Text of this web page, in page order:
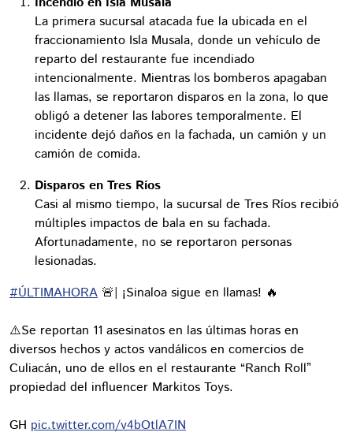
La primera sucursal atacada fue la ubicada en el
fraccionamiento Isla Musala, donde un vehículo de
reparto del restaurante fue incendiado
intencionalmente. Mientras los bomberos apagaban
las llamas, se reportaron disparos en la zona, lo que
obligó a detener las labores temporalmente. El
incidente dejó daños en la fachada, un camión y un
camión de comida.
Disparos en Tres Ríos
Casi al mismo tiempo, la sucursal de Tres Ríos recibió
múltiples impactos de bala en su fachada.
Afortunadamente, no se reportaron personas
lesionadas.
#ÚLTIMAHORA 🚨| ¡Sinaloa sigue en llamas! 🔥
⚠️Se reportan 11 asesinatos en las últimas horas en
diversos hechos y actos vandálicos en comercios de
Culiacán, uno de ellos en el restaurante “Ranch Roll”
propiedad del influencer Markitos Toys.
GH pic.twitter.com/v4bOtlA7IN